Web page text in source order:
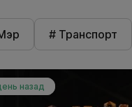
# Транспорт
назад